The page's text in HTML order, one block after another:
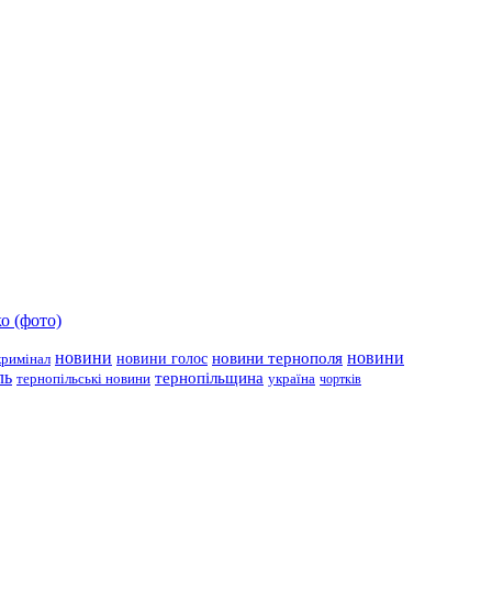
(фото)
новини новини голос новини тернополя новини
тернопільські новини тернопільщина україна чортків